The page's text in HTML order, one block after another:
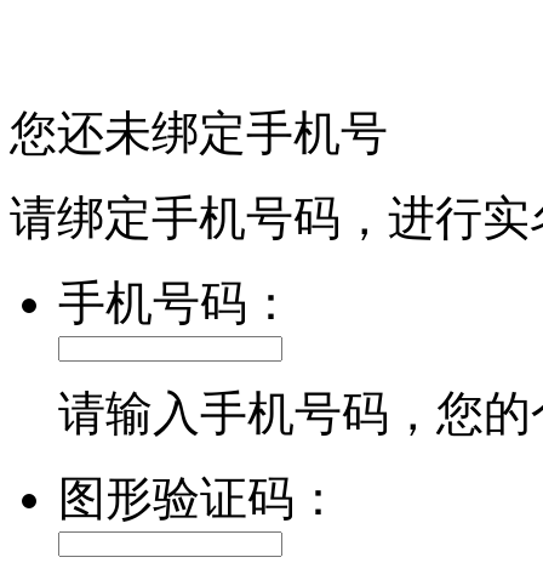
您还未绑定手机号
请绑定手机号码，进行
手机号码：
请输入手机号码，您
图形验证码：